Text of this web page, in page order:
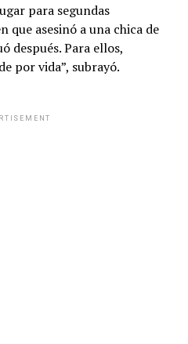
para segundas
que asesinó a una chica de
después. Para ellos,
por vida”, subrayó.